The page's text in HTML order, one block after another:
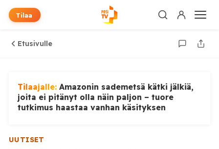
Tilaa
Etusivulle
Tilaajalle: Amazonin sademetsä kätki jälkiä,
joita ei pitänyt olla näin paljon – tuore
tutkimus haastaa vanhan käsityksen
UUTISET